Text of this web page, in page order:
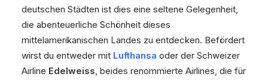
deutschen Städten ist dies eine seltene Gelegenheit,
die abenteuerliche Schönheit dieses
mittelamerikanischen Landes zu entdecken. Befördert
wirst du entweder mit Lufthansa oder der Schweizer
Airline Edelweiss, beides renommierte Airlines, die für